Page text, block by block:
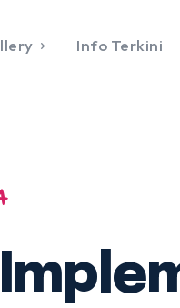
Info Terkini